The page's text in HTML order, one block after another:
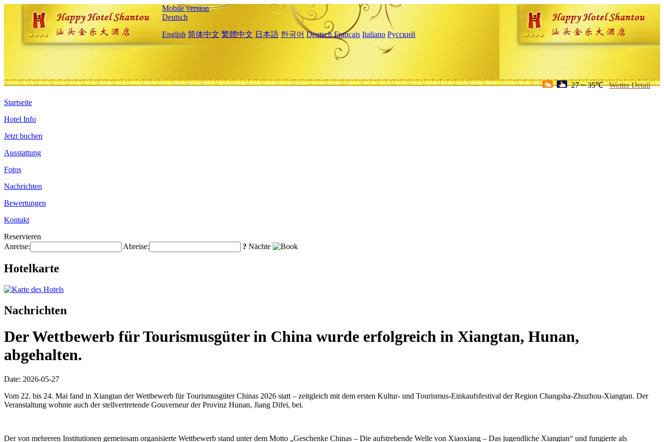
Mobile version
Deutsch
English 简体中文 繁體中文 日本語 한국어 Deutsch Français Italiano Русский
27 ~ 35℃ Wetter Detail
Startseite
Hotel Info
Jetzt buchen
Ausstattung
Fotos
Nachrichten
Bewertungen
Kontakt
Reservieren
Anreise:
Abreise: ? Nächte
Hotelkarte
Nachrichten
Der Wettbewerb für Tourismusgüter in China wurde erfolgreich in Xiangtan, Hunan,
abgehalten.
Date: 2026-05-27
Vom 22. bis 24. Mai fand in Xiangtan der Wettbewerb für Tourismusgüter Chinas 2026 statt – zeitgleich mit dem ersten Kultur- und Tourismus-Einkaufsfestival der Region Changsha-Zhuzhou-Xiangtan. Der
Veranstaltung wohnte auch der stellvertretende Gouverneur der Provinz Hunan, Jiang Difei, bei.
Der von mehreren Institutionen gemeinsam organisierte Wettbewerb stand unter dem Motto „Geschenke Chinas – Die aufstrebende Welle von Xiaoxiang – Das jugendliche Xiangtan“ und fungierte als